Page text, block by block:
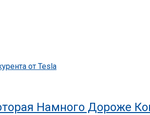
Намного Дороже